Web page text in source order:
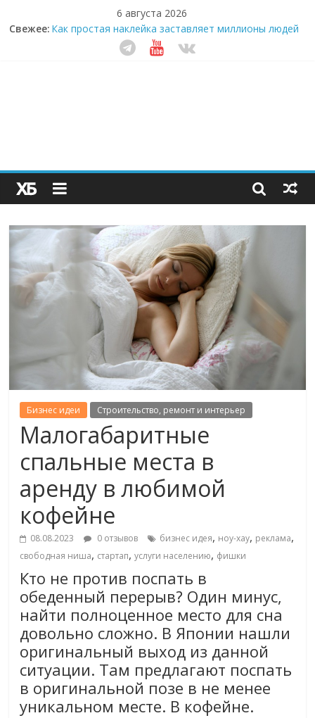
6 августа 2026
Свежее:
Кофейная революция в морозилке: замороженные
сливки меняют утренний ритуал
Как простая наклейка заставляет миллионы людей
обучении детей становится главным трендом
десятилетия
Бизнес идеи Строительство, ремонт и интерьер
Малогабаритные
спальные места в
аренду в любимой
кофейне
08.08.2023 0 отзывов бизнес идея, ноу-хау, реклама,
свободная ниша, стартап,услуги населению, фишки
Кто не против поспать в
обеденный перерыв? Один минус,
найти полноценное место для сна
довольно сложно. В Японии нашли
оригинальный выход из данной
ситуации. Там предлагают поспать
в оригинальной позе в не менее
уникальном месте. В кофейне.